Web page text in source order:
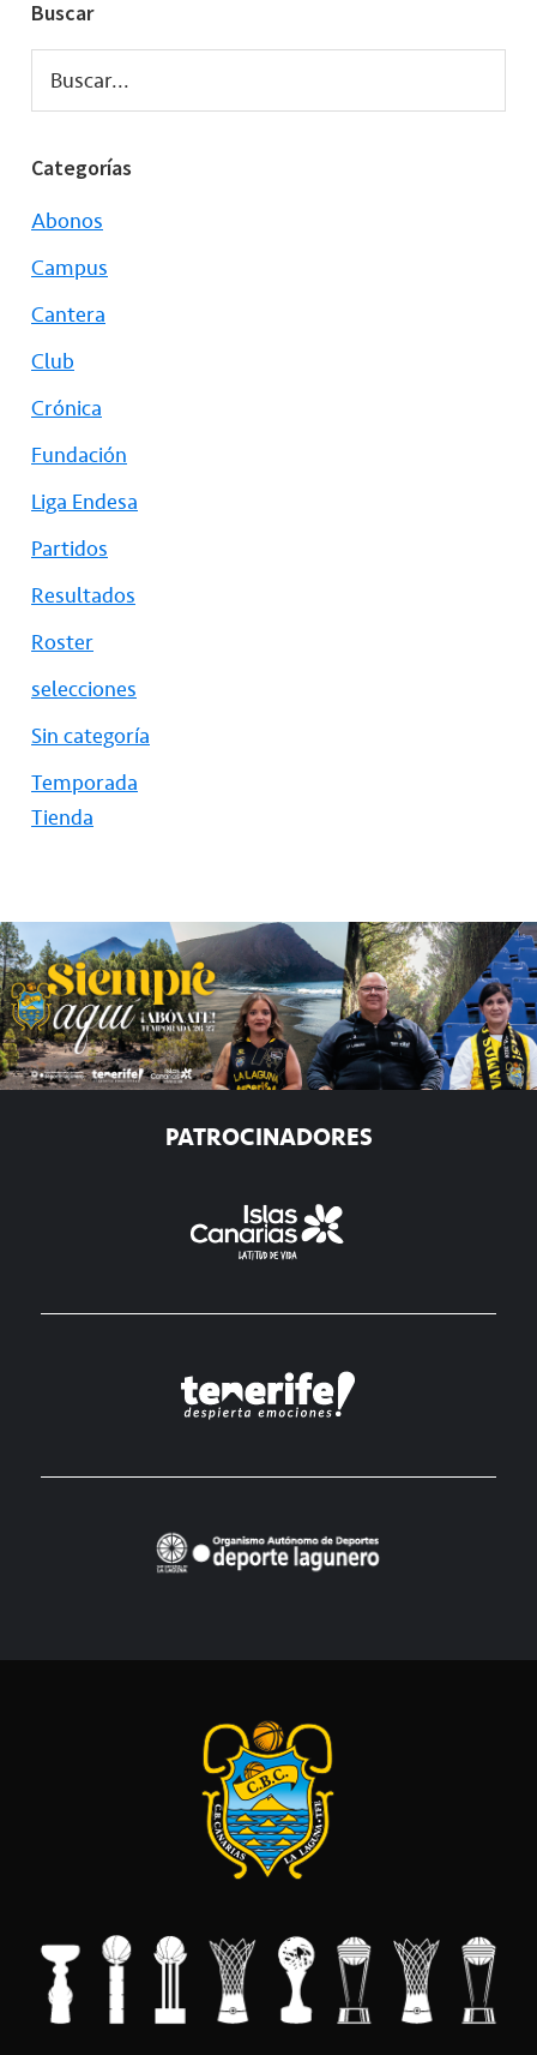
Buscar
Buscar...
Categorías
Abonos
Campus
Cantera
Club
Crónica
Fundación
Liga Endesa
Partidos
Resultados
Roster
selecciones
Sin categoría
Temporada
Tienda
PATROCINADORES